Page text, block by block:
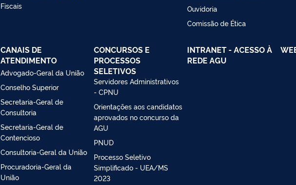
Fiscais
Ouvidoria
Comissão de Ética
CANAIS DE
ATENDIMENTO
Advogado-Geral da União
Conselho Superior
Secretaria-Geral de
Consultoria
Secretaria-Geral de
Contencioso
Consultoria-Geral da União
Procuradoria-Geral da
União
CONCURSOS E
PROCESSOS
SELETIVOS
Servidores Administrativos
- CPNU
Orientações aos candidatos
aprovados no concurso da
AGU
PNUD
Processo Seletivo
Simplificado - UEA/MS
2023
INTRANET - ACESSO À
REDE AGU